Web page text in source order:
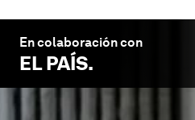
En colaboración con
EL PAÍS.